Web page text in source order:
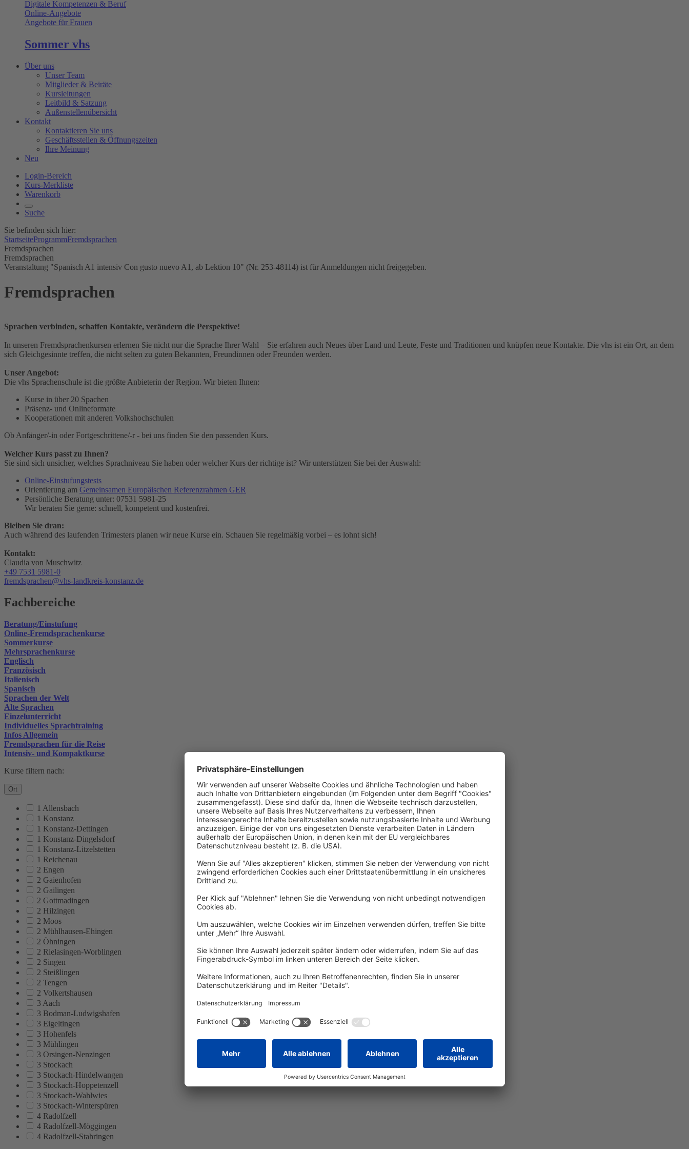
Digitale Kompetenzen & Beruf
Online-Angebote
Angebote für Frauen
Sommer vhs
Über uns
Unser Team
Mitglieder & Beiräte
Kursleitungen
Leitbild & Satzung
Außenstellenübersicht
Kontakt
Kontaktieren Sie uns
Geschäftsstellen & Öffnungszeiten
Ihre Meinung
Neu
Login-Bereich
Kurs-Merkliste
Warenkorb
Suche
Sie befinden sich hier:
StartseiteProgrammFremdsprachen
Fremdsprachen
Fremdsprachen
Veranstaltung "Spanisch A1 intensiv Con gusto nuevo A1, ab Lektion 10" (Nr. 253-48114) ist für Anmeldungen nicht freigegeben.
Fremdsprachen
Sprachen verbinden, schaffen Kontakte, verändern die Perspektive!
In unseren Fremdsprachenkursen erlernen Sie nicht nur die Sprache Ihrer Wahl – Sie erfahren auch Neues über Land und Leute, Feste und Traditionen und knüpfen neue Kontakte. Die vhs ist ein Ort, an dem
sich Gleichgesinnte treffen, die nicht selten zu guten Bekannten, Freundinnen oder Freunden werden.
Unser Angebot:
Die vhs Sprachenschule ist die größte Anbieterin der Region. Wir bieten Ihnen:
Kurse in über 20 Spachen
Präsenz- und Onlineformate
Kooperationen mit anderen Volkshochschulen
Ob Anfänger/-in oder Fortgeschrittene/-r - bei uns finden Sie den passenden Kurs.
Welcher Kurs passt zu Ihnen?
Sie sind sich unsicher, welches Sprachniveau Sie haben oder welcher Kurs der richtige ist? Wir unterstützen Sie bei der Auswahl:
Online-Einstufungstests
Orientierung am Gemeinsamen Europäischen Referenzrahmen GER
Persönliche Beratung unter: 07531 5981-25
Wir beraten Sie gerne: schnell, kompetent und kostenfrei.
Bleiben Sie dran:
Auch während des laufenden Trimesters planen wir neue Kurse ein. Schauen Sie regelmäßig vorbei – es lohnt sich!
Kontakt:
Claudia von Muschwitz
+49 7531 5981-0
fremdsprachen@vhs-landkreis-konstanz.de
Fachbereiche
Beratung/Einstufung
Online-Fremdsprachenkurse
Sommerkurse
Mehrsprachenkurse
Englisch
Französisch
Italienisch
Spanisch
Sprachen der Welt
Alte Sprachen
Einzelunterricht
Individuelles Sprachtraining
Infos Allgemein
Fremdsprachen für die Reise
Intensiv- und Kompaktkurse
Kurse filtern nach:
Ort
1 Allensbach
1 Konstanz
1 Konstanz-Dettingen
1 Konstanz-Dingelsdorf
1 Konstanz-Litzelstetten
1 Reichenau
2 Engen
2 Gaienhofen
2 Gailingen
2 Gottmadingen
2 Hilzingen
2 Moos
2 Mühlhausen-Ehingen
2 Öhningen
2 Rielasingen-Worblingen
2 Singen
2 Steißlingen
2 Tengen
2 Volkertshausen
3 Aach
3 Bodman-Ludwigshafen
3 Eigeltingen
3 Hohenfels
3 Mühlingen
3 Orsingen-Nenzingen
3 Stockach
3 Stockach-Hindelwangen
3 Stockach-Hoppetenzell
3 Stockach-Wahlwies
3 Stockach-Winterspüren
4 Radolfzell
4 Radolfzell-Möggingen
4 Radolfzell-Stahringen